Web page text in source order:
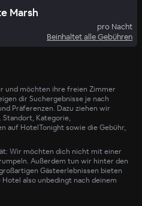
Marsh
pro Nacht
Beinhaltet alle Gebühren
und möchten ihre freien Zimmer
dir Suchergebnisse je nach
Präferenzen. Dazu ziehen wir
Standort, Kategorie,
auf HotelTonight sowie die Gebühr,
Wir möchten dich nicht mit einer
Außerdem tun wir hinter den
Gästeerlebnissen bieten
also unbedingt nach deinem